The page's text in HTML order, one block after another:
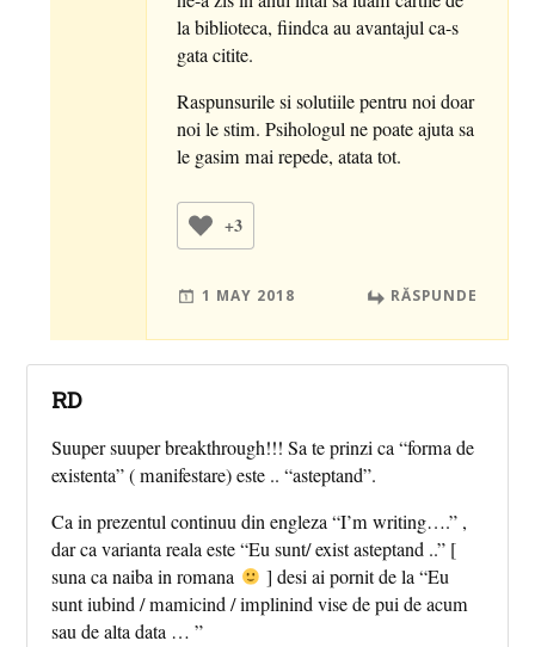
la biblioteca, fiindca au avantajul ca-s
gata citite.
Raspunsurile si solutiile pentru noi doar
noi le stim. Psihologul ne poate ajuta sa
le gasim mai repede, atata tot.
+3
1 MAY 2018 RĂSPUNDE
RD
Suuper suuper breakthrough!!! Sa te prinzi ca “forma de
existenta” ( manifestare) este .. “asteptand”.
Ca in prezentul continuu din engleza “I’m writing….” ,
dar ca varianta reala este “Eu sunt/ exist asteptand ..” [
suna ca naiba in romana
] desi ai pornit de la “Eu
sunt iubind / mamicind / implinind vise de pui de acum
sau de alta data … ”